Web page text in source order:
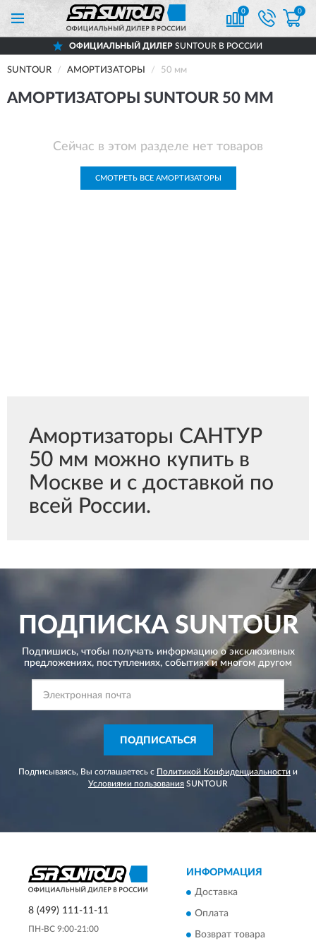
0 0
ОФИЦИАЛЬНЫЙ ДИЛЕРSUNTOUR В РОССИИ
SUNTOUR АМОРТИЗАТОРЫ 50 мм
АМОРТИЗАТОРЫ SUNTOUR 50 ММ
Сейчас в этом разделе нет товаров
СМОТРЕТЬ ВСЕ АМОРТИЗАТОРЫ
Амортизаторы САНТУР
50 мм можно купить в
Москве и с доставкой по
всей России.
ПОДПИСКАSUNTOUR
Подпишись, чтобы получать информацию о эксклюзивных
предложениях, поступлениях, событиях и многом другом
ПОДПИСАТЬСЯ
Подписываясь, Вы соглашаетесь с Политикой Конфиденциальности и
Условиями пользования SUNTOUR
8 (499) 111-11-11
ПН-ВС 9:00-21:00
ИНФОРМАЦИЯ
Доставка
Оплата
Возврат товара